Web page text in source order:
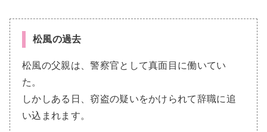
松風の過去
松風の父親は、警察官として真面目に働いてい
た。
しかしある日、窃盗の疑いをかけられて辞職に追
い込まれます。